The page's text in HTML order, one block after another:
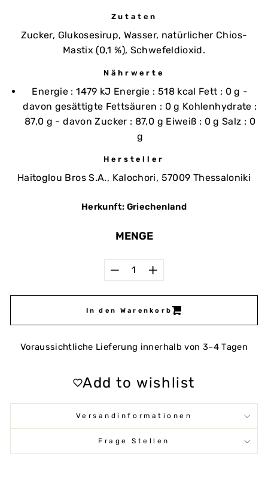
Zutaten
Zucker, Glukosesirup, Wasser, natürlicher Chios-
Mastix (0,1 %), Schwefeldioxid.
Nährwerte
Energie : 1479 kJ Energie : 518 kcal Fett : 0 g -
davon gesättigte Fettsäuren : 0 g Kohlenhydrate :
87,0 g - davon Zucker : 87,0 g Eiweiß : 0 g Salz : 0
g
Hersteller
Haitoglou Bros S.A., Kalochori, 57009 Thessaloniki
Herkunft: Griechenland
MENGE
− +
In den Warenkorb
Voraussichtliche Lieferung innerhalb von 3–4 Tagen
Add to wishlist
Versandinformationen
Frage Stellen